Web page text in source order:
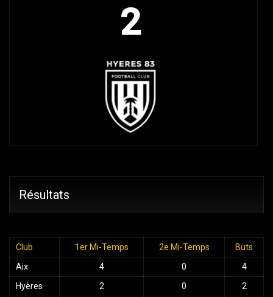
2
Résultats
Club 1er Mi-Temps 2e Mi-Temps
Buts
Aix
4 0
4
Hyères
2 0 2